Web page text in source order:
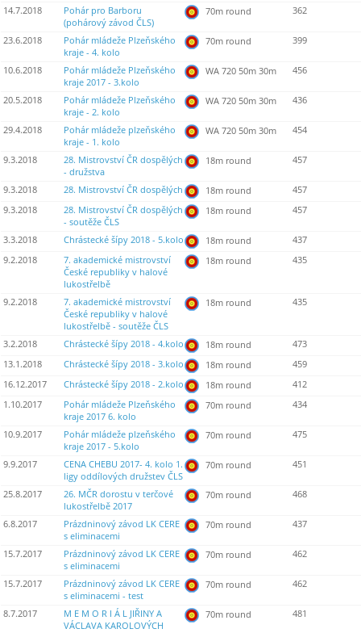
14.7.2018
Pohár pro Barboru
(pohárový závod ČLS)
70m round 362
23.6.2018
Pohár mládeže Plzeňského
kraje - 4. kolo
70m round 399
10.6.2018
Pohár mládeže Plzeňského
kraje 2017 - 3.kolo
WA 720 50m 30m 456
20.5.2018
Pohár mládeže Plzeňského
kraje - 2. kolo
WA 720 50m 30m 436
29.4.2018
Pohár mládeže plzeňského
kraje - 1. kolo
WA 720 50m 30m 454
9.3.2018
28. Mistrovství ČR dospělých
- družstva
18m round 457
9.3.2018 28. Mistrovství ČR dospělých 18m round
457
9.3.2018
28. Mistrovství ČR dospělých
- soutěže ČLS
18m round 457
3.3.2018 Chrástecké šípy 2018 - 5.kolo 18m round
437
9.2.2018
7. akademické mistrovství
České republiky v halové
lukostřelbě
18m round 435
9.2.2018
7. akademické mistrovství
České republiky v halové
lukostřelbě - soutěže ČLS
18m round 435
3.2.2018 Chrástecké šípy 2018 - 4.kolo 18m round
473
13.1.2018
Chrástecké šípy 2018 - 3.kolo 18m round
459
16.12.2017
Chrástecké šípy 2018 - 2.kolo 18m round
412
1.10.2017
Pohár mládeže Plzeňského
kraje 2017 6. kolo
70m round 434
10.9.2017
Pohár mládeže plzeňského
kraje 2017 - 5.kolo
70m round 475
9.9.2017
CENA CHEBU 2017- 4. kolo 1.
ligy oddílových družstev ČLS
70m round 451
25.8.2017
26. MČR dorostu v terčové
lukostřelbě 2017
70m round 468
6.8.2017
Prázdninový závod LK CERE
s eliminacemi
70m round 437
15.7.2017
Prázdninový závod LK CERE
s eliminacemi
70m round 462
15.7.2017
Prázdninový závod LK CERE
s eliminacemi - test
70m round 462
8.7.2017
M E M O R I Á L JIŘINY A
VÁCLAVA KAROLOVÝCH
70m round 481